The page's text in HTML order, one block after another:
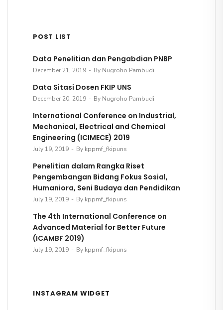
POST LIST
Data Penelitian dan Pengabdian PNBP
December 21, 2019 By Nugroho Pambudi
Data Sitasi Dosen FKIP UNS
December 20, 2019 By Nugroho Pambudi
International Conference on Industrial,
Mechanical, Electrical and Chemical
Engineering (ICIMECE) 2019
July 19, 2019 By kppmf_fkipuns
Penelitian dalam Rangka Riset
Pengembangan Bidang Fokus Sosial,
Humaniora, Seni Budaya dan Pendidikan
July 19, 2019 By kppmf_fkipuns
The 4th International Conference on
Advanced Material for Better Future
(ICAMBF 2019)
July 19, 2019 By kppmf_fkipuns
INSTAGRAM WIDGET